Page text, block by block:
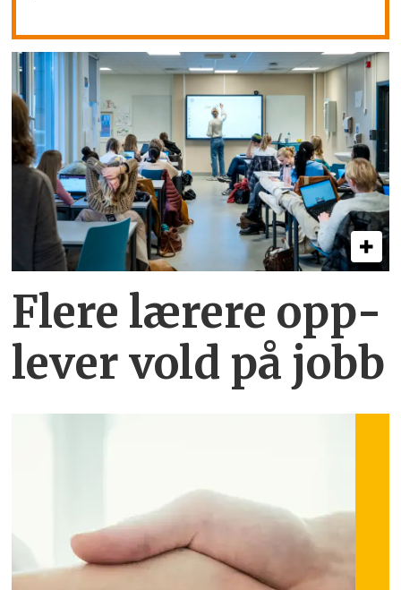
Flere lærere opp­
lever vold på jobb